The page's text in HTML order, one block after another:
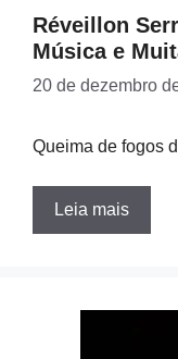
Réveillon
Música e
20 de dezembro
Queima de fogos
Leia mais